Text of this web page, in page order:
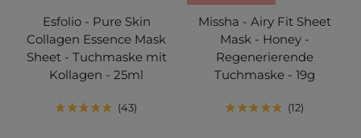
Esfolio - Pure Skin
Collagen Essence Mask
Sheet - Tuchmaske mit
Kollagen - 25ml
43
Missha - Airy Fit Sheet
Mask - Honey -
Regenerierende
Tuchmaske - 19g
12